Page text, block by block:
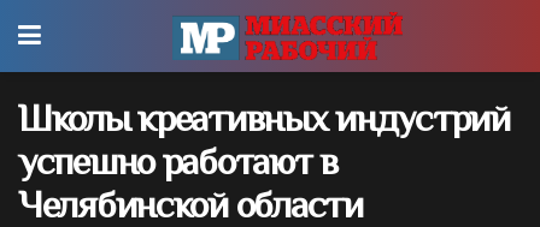
Школы креативных индустрий
успешно работают в
Челябинской области